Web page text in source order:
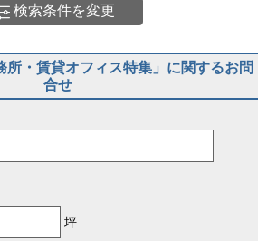
検索条件を変更
所・賃貸オフィス特集」に関するお問
合せ
坪